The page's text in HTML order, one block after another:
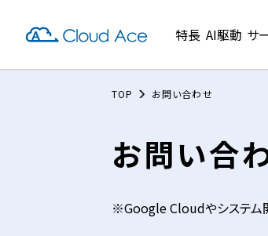
特長 AI駆動 サ
TOP お問い合わせ
お問い合
※Google Cloudやシステム